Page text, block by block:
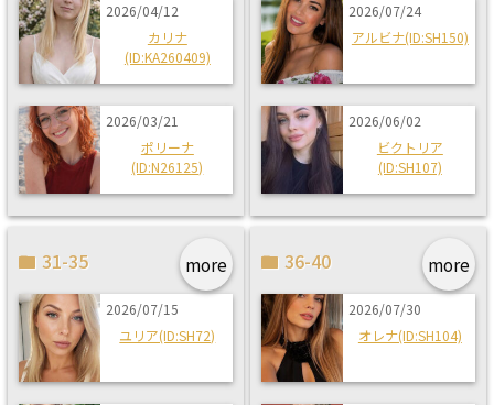
2026/04/12
カリナ
(ID:KA260409)
2026/03/21
ポリーナ
(ID:N26125)
2026/07/24
アルビナ(ID:SH150)
2026/06/02
ビクトリア
(ID:SH107)
more
31-35
2026/07/15
ユリア(ID:SH72)
more
36-40
2026/07/30
オレナ(ID:SH104)